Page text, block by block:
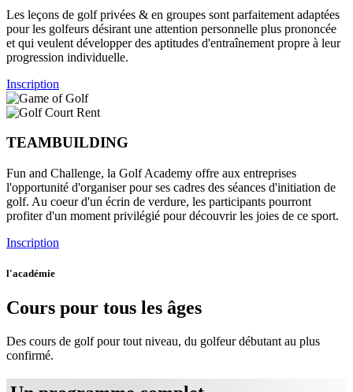
Les leçons de golf privées & en groupes sont parfaitement adaptées
pour les golfeurs désirant une attention personnelle plus prononcée
et qui veulent développer des aptitudes d'entraînement propre à leur
progression individuelle.
Inscription
TEAMBUILDING
Fun and Challenge, la Golf Academy offre aux entreprises
l'opportunité d'organiser pour ses cadres des séances d'initiation de
golf. Au coeur d'un écrin de verdure, les participants pourront
profiter d'un moment privilégié pour découvrir les joies de ce sport.
Inscription
l'académie
Cours pour tous les âges
Des cours de golf pour tout niveau, du golfeur débutant au plus
confirmé.